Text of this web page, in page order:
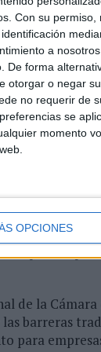
Con su permiso,
a
De forma
otorgar o negar
no requerir de
se
momento
OPCIONES
analizar
más de
registrados
de más de
con las
marketplaces
plataforma.
de
para
de la
barreras
para